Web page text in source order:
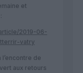
et
2019-06-
vatry
l’encontre de
aux retours